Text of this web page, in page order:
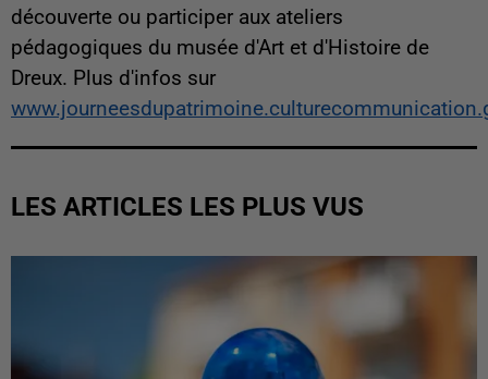
découverte ou participer aux ateliers
pédagogiques du musée d'Art et d'Histoire de
Dreux. Plus d'infos sur
LES ARTICLES LES PLUS VUS